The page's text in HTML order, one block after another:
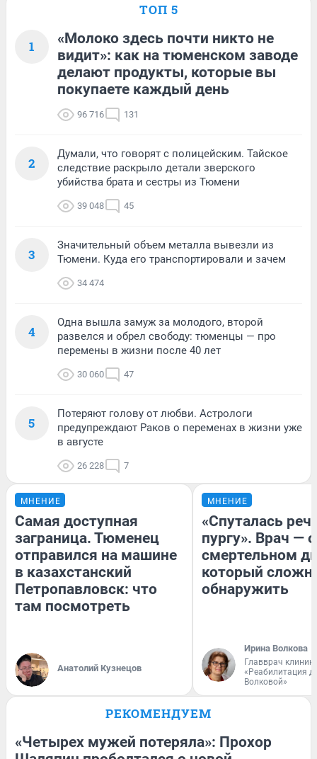
ТОП 5
1
«Молоко здесь почти никто не
видит»: как на тюменском заводе
делают продукты, которые вы
покупаете каждый день
96 716 131
2
Думали, что говорят с полицейским. Тайское
следствие раскрыло детали зверского
убийства брата и сестры из Тюмени
39 048 45
3
Значительный объем металла вывезли из
Тюмени. Куда его транспортировали и зачем
34 474
4
Одна вышла замуж за молодого, второй
развелся и обрел свободу: тюменцы — про
перемены в жизни после 40 лет
30 060 47
5
Потеряют голову от любви. Астрологи
предупреждают Раков о переменах в жизни уже
в августе
26 228 7
МНЕНИЕ
Самая доступная
заграница. Тюменец
отправился на машине
в казахстанский
Петропавловск: что
там посмотреть
Анатолий Кузнецов
МНЕНИЕ
«Спуталась
пургу». Врач — о
смертельном
который
обнаружить
Ирина Волкова
Главврач
«Реабилитация
Волковой»
РЕКОМЕНДУЕМ
«Четырех мужей потеряла»: Прохор